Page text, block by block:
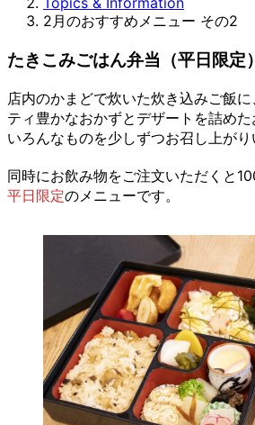
2月のおすすめメニュー その2
たきこみごはん弁当（平日限定）
店内のかまどで炊いた炊き込みご飯
ティ豊かなおかずとデザートを詰めた
いろんなものを少しずつお召し上がり
同時にお飲み物をご注文いただくと
平日限定のメニューです。